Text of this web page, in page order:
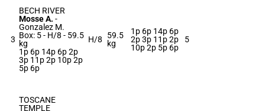
3
BECH RIVER
Mosse A. -
Gonzalez M.
Box: 5 - H/8 - 59.5
kg
1p 6p 14p 6p 2p
3p 11p 2p 10p 2p
5p 6p
H/8
59.5
kg
1p 6p 14p 6p
2p 3p 11p 2p
10p 2p 5p 6p
5
TOSCANE
TEMPLE